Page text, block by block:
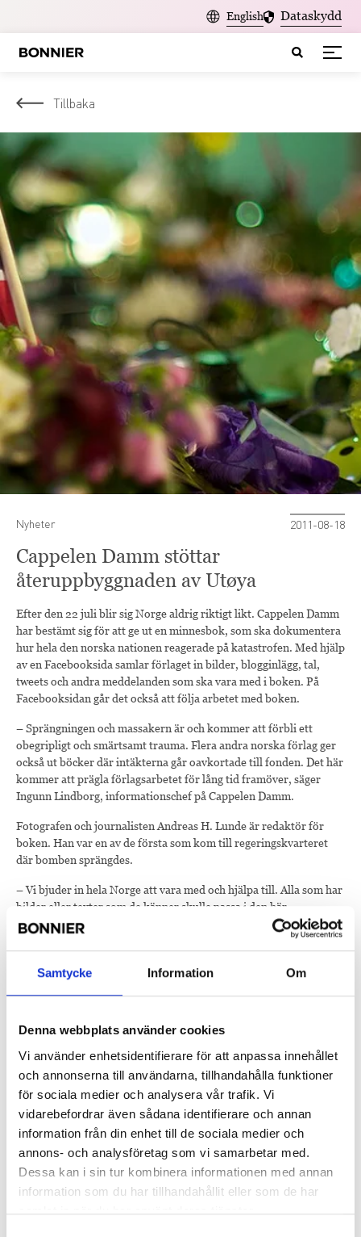
Samtycke Information Om
Denna webbplats använder cookies
Vi använder enhetsidentifierare för att anpassa innehållet
och annonserna till användarna, tillhandahålla funktioner
för sociala medier och analysera vår trafik. Vi
vidarebefordrar även sådana identifierare och annan
information från din enhet till de sociala medier och
annons- och analysföretag som vi samarbetar med.
Dessa kan i sin tur kombinera informationen med annan
information som du har tillhandahållit eller som de har
samlat in när du har använt deras tjänster.
English Dataskydd
Tillbaka
Nyheter 2011-08-18
Cappelen Damm stöttar
återuppbyggnaden av Utøya
Efter den 22 juli blir sig Norge aldrig riktigt likt. Cappelen Damm
har bestämt sig för att ge ut en minnesbok, som ska dokumentera
hur hela den norska nationen reagerade på katastrofen. Med hjälp
av en Facebooksida samlar förlaget in bilder, blogginlägg, tal,
tweets och andra meddelanden som ska vara med i boken. På
Facebooksidan går det också att följa arbetet med boken.
– Sprängningen och massakern är och kommer att förbli ett
obegripligt och smärtsamt trauma. Flera andra norska förlag ger
också ut böcker där intäkterna går oavkortade till fonden. Det här
kommer att prägla förlagsarbetet för lång tid framöver, säger
Ingunn Lindborg, informationschef på Cappelen Damm.
Fotografen och journalisten Andreas H. Lunde är redaktör för
boken. Han var en av de första som kom till regeringskvarteret
där bomben sprängdes.
– Vi bjuder in hela Norge att vara med och hjälpa till. Alla som har
bilder eller texter som de känner skulle passa i den här
minnesboken kan ta kontakt med oss. Facebooksidan är ett sätt
att bidra, eller att bara dela med sig av sina historier, säger
Utøya. Mer information om fonden och hur man kan bidra finns
på utøya.no.
Andra har också bestämt sig för att bidra till fonden.
Hotellmiljardären Petter Stordalen skänkte några dagar efter
dådet fem miljoner norska kronor. Barnboksfiguren Alfons
Åberg, som i Norge heter Albert Åberg och ges ut av Cappelen
Damm, inspirerades av Stordalen och har bidragit med 100 000
kronor (med benägen hjälp av sin upphovskvinna Gunilla
Bergström).